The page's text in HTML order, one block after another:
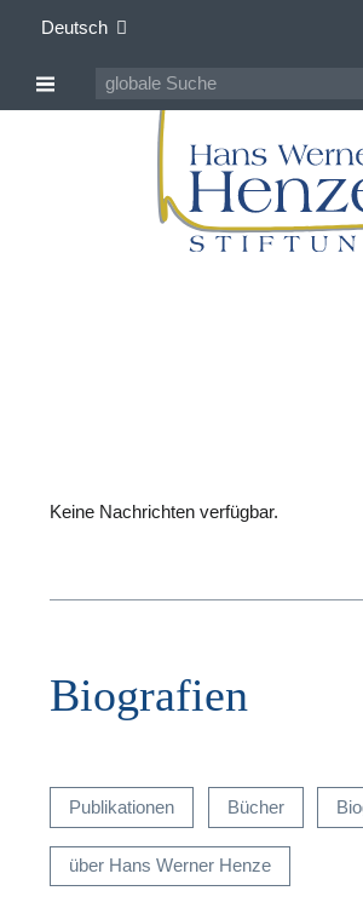
Deutsch
Keine Nachrichten verfügbar.
Biografien
Publikationen Bücher
über Hans Werner Henze